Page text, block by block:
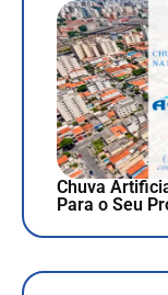
Chuva
Para o Seu